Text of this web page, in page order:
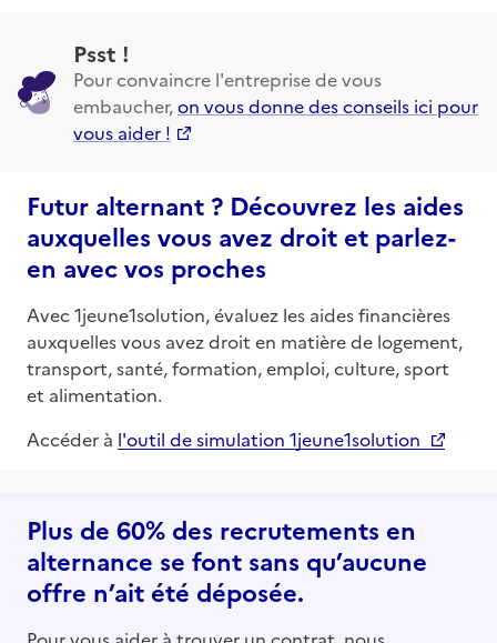
Psst !
Pour convaincre l'entreprise de vous
embaucher,on vous donne des conseils ici pour
vous aider !
Futur alternant ? Découvrez les aides
auxquelles vous avez droit et parlez-
en avec vos proches
Avec 1jeune1solution, évaluez les aides financières
auxquelles vous avez droit en matière de logement,
transport, santé, formation, emploi, culture, sport
et alimentation.
Accéder à l'outil de simulation 1jeune1solution
Plus de 60% des recrutements en
alternance se font sans qu’aucune
offre n’ait été déposée.
Pour vous aider à trouver un contrat, nous